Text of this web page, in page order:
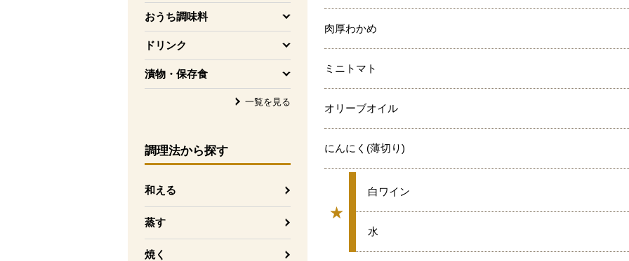
おうち調味料
を開く
ドリンク
を開く
漬物・保存食
を開く
一覧を見る
調理法から探す
和える
蒸す
焼く
肉厚わかめ
ミニトマト
オリーブオイル
にんにく(薄切り)
★
グループ
★
白ワイン
★
水